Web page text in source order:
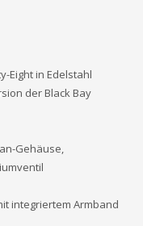
Eight in Edelstahl
der Black Bay
Gehäuse,
integriertem Armband